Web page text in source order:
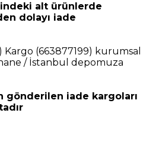
alt ürünlerde
dolayı iade
(663877199) kurumsal
/ İstanbul depomuza
gönderilen iade kargoları